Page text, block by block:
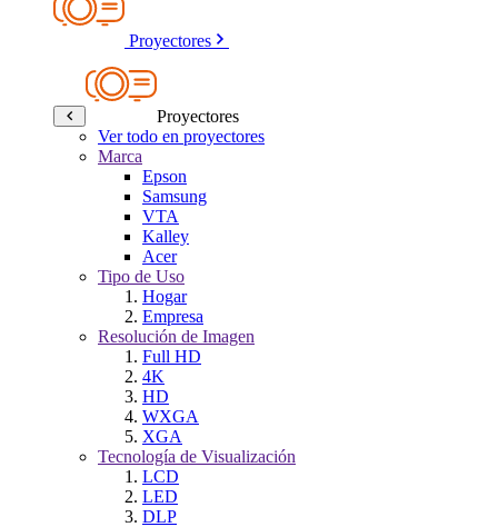
Proyectores
Proyectores
Ver todo en proyectores
Marca
Epson
Samsung
VTA
Kalley
Acer
Tipo de Uso
Hogar
Empresa
Resolución de Imagen
Full HD
4K
HD
WXGA
XGA
Tecnología de Visualización
LCD
LED
DLP